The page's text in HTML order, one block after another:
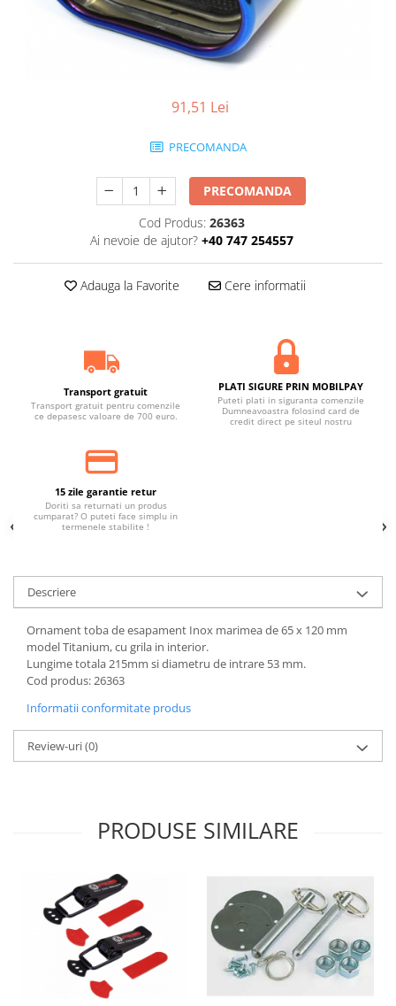
91,51 Lei
PRECOMANDA
PRECOMANDA
Cod Produs: 26363
Ai nevoie de ajutor? +40 747 254557
Adauga la Favorite Cere informatii
Transport gratuit
Transport gratuit pentru comenzile
ce depasesc valoare de 700 euro.
PLATI SIGURE PRIN MOBILPAY
Puteti plati in siguranta comenzile
Dumneavoastra folosind card de
credit direct pe siteul nostru
15 zile garantie retur
Doriti sa returnati un produs
cumparat? O puteti face simplu in
termenele stabilite !
Descriere
Ornament toba de esapament Inox marimea de 65 x 120 mm
model Titanium, cu grila in interior.
Lungime totala 215mm si diametru de intrare 53 mm.
Cod produs: 26363
Informatii conformitate produs
Review-uri(0)
PRODUSE SIMILARE